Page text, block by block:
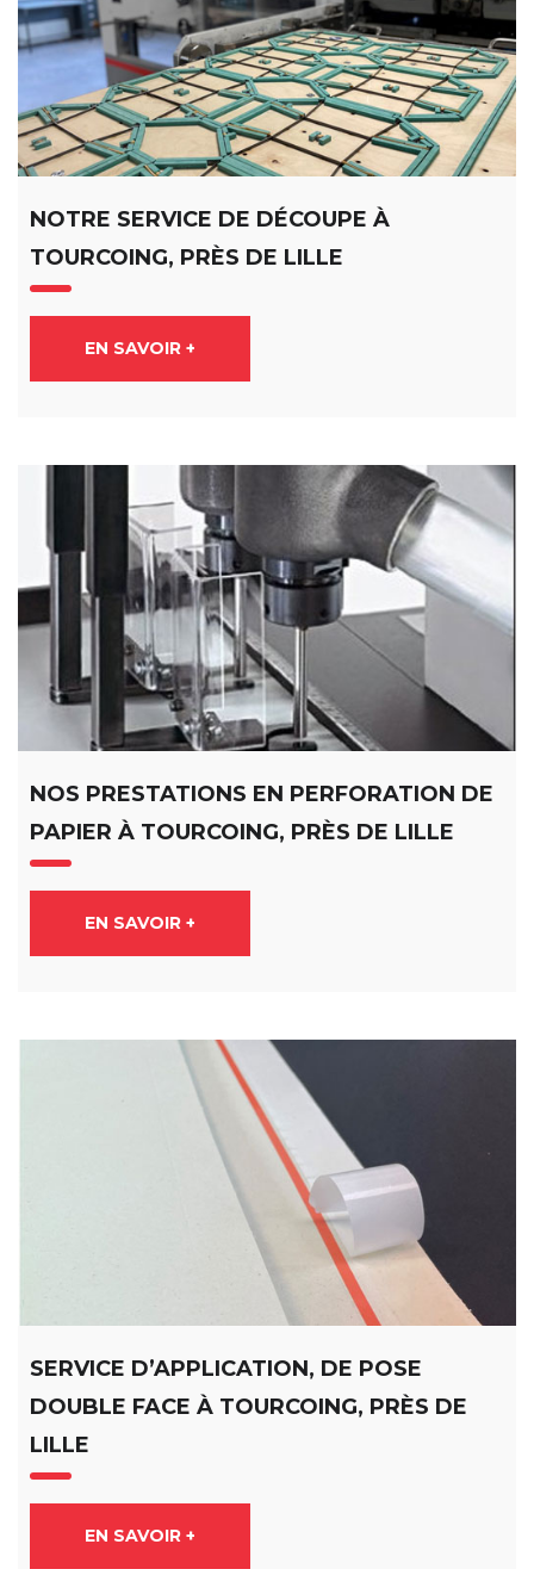
NOTRE SERVICE DE DÉCOUPE À
TOURCOING, PRÈS DE LILLE
EN SAVOIR +
NOS PRESTATIONS EN PERFORATION DE
PAPIER À TOURCOING, PRÈS DE LILLE
EN SAVOIR +
SERVICE D’APPLICATION, DE POSE
DOUBLE FACE À TOURCOING, PRÈS DE
LILLE
EN SAVOIR +